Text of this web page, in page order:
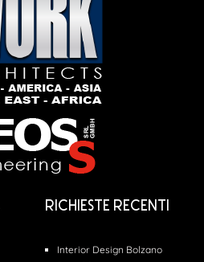
RICHIESTE RECENTI
Interior Design Bolzano